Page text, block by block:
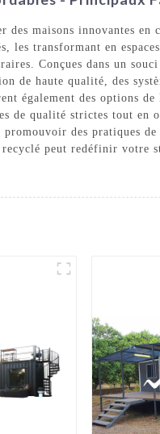
maisons innovantes
transformant en
Conçues dans un
de haute qualité, des
également des options
de qualité strictes tout
des pratiques
peut redéfinir votre